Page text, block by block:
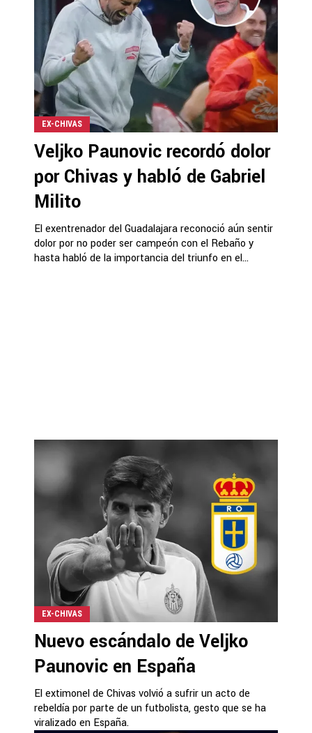
EX-CHIVAS
Veljko Paunovic recordó dolor
por Chivas y habló de Gabriel
Milito
El exentrenador del Guadalajara reconoció aún sentir
dolor por no poder ser campeón con el Rebaño y
hasta habló de la importancia del triunfo en el...
EX-CHIVAS
Nuevo escándalo de Veljko
Paunovic en España
El extimonel de Chivas volvió a sufrir un acto de
rebeldía por parte de un futbolista, gesto que se ha
viralizado en España.